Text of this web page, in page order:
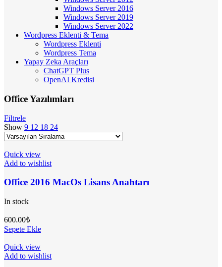
Windows Server 2016
Windows Server 2019
Windows Server 2022
Wordpress Eklenti & Tema
Wordpress Eklenti
Wordpress Tema
Yapay Zeka Araçları
ChatGPT Plus
OpenAI Kredisi
Office Yazılımları
Filtrele
Show 9 12 18 24
Quick view
Add to wishlist
Office 2016 MacOs Lisans Anahtarı
In stock
600.00₺
Sepete Ekle
Quick view
Add to wishlist